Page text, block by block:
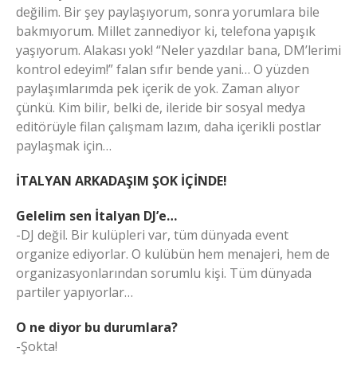
değilim. Bir şey paylaşıyorum, sonra yorumlara bile
bakmıyorum. Millet zannediyor ki, telefona yapışık
yaşıyorum. Alakası yok! “Neler yazdılar bana, DM’lerimi
kontrol edeyim!” falan sıfır bende yani… O yüzden
paylaşımlarımda pek içerik de yok. Zaman alıyor
çünkü. Kim bilir, belki de, ileride bir sosyal medya
editörüyle filan çalışmam lazım, daha içerikli postlar
paylaşmak için…
İTALYAN ARKADAŞIM ŞOK İÇİNDE!
Gelelim sen İtalyan DJ’e…
-DJ değil. Bir kulüpleri var, tüm dünyada event
organize ediyorlar. O kulübün hem menajeri, hem de
organizasyonlarından sorumlu kişi. Tüm dünyada
partiler yapıyorlar…
O ne diyor bu durumlara?
-Şokta!